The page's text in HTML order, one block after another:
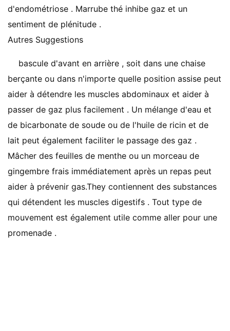
d'endométriose . Marrube thé inhibe gaz et un
sentiment de plénitude .
Autres Suggestions
bascule d'avant en arrière , soit dans une chaise
berçante ou dans n'importe quelle position assise peut
aider à détendre les muscles abdominaux et aider à
passer de gaz plus facilement . Un mélange d'eau et
de bicarbonate de soude ou de l'huile de ricin et de
lait peut également faciliter le passage des gaz .
Mâcher des feuilles de menthe ou un morceau de
gingembre frais immédiatement après un repas peut
aider à prévenir gas.They contiennent des substances
qui détendent les muscles digestifs . Tout type de
mouvement est également utile comme aller pour une
promenade .